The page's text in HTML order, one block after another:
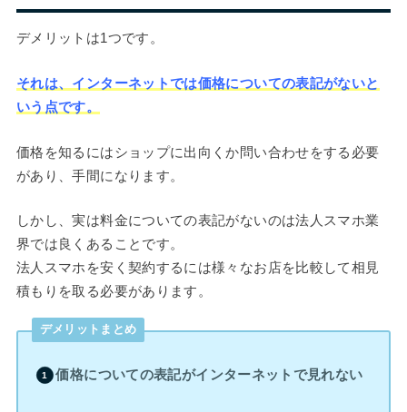
デメリットは1つです。
それは、インターネットでは価格についての表記がないと
いう点です。
価格を知るにはショップに出向くか問い合わせをする必要
があり、手間になります。
しかし、実は料金についての表記がないのは法人スマホ業
界では良くあることです。
法人スマホを安く契約するには様々なお店を比較して相見
積もりを取る必要があります。
デメリットまとめ
価格についての表記がインターネットで見れない